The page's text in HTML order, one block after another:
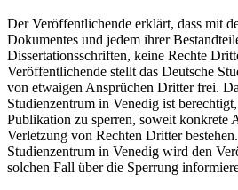
Der Veröffentlichende erklärt, dass mit
Dokumentes und jedem ihrer
Dissertationsschriften, keine Rechte
Veröffentlichende stellt das Deutsche
von etwaigen Ansprüchen Dritter frei.
Studienzentrum in Venedig ist
Publikation zu sperren, soweit konkrete
Verletzung von Rechten Dritter
Studienzentrum in Venedig wird den
solchen Fall über die Sperrung